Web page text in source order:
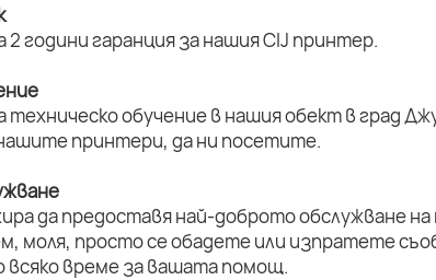
2 години гаранция за нашия CIJ принтер.
техническо обучение в нашия обект в град
принтери, да ни посетите.
да предоставя най-доброто обслужване
моля, просто се обадете или изпратете
всяко време за вашата помощ.